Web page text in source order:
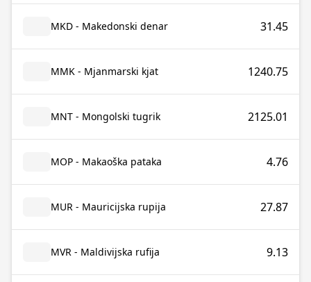
MKD - Makedonski denar 31.45
MMK - Mjanmarski kjat 1240.75
MNT - Mongolski tugrik 2125.01
MOP - Makaoška pataka 4.76
MUR - Mauricijska rupija 27.87
MVR - Maldivijska rufija 9.13